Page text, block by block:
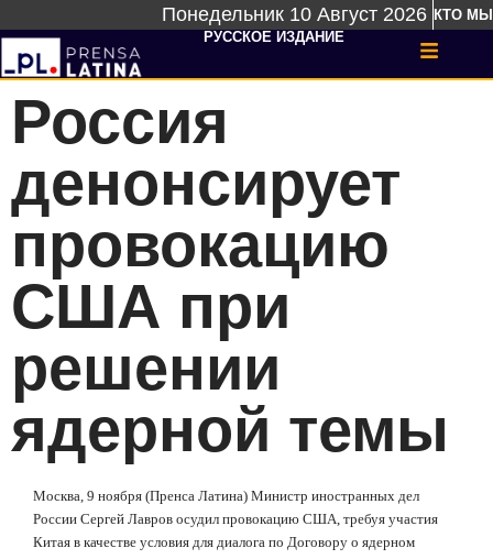
Понедельник 10 Август 2026 КТО МЫ
РУССКОЕ ИЗДАНИЕ
Россия
денонсирует
провокацию
США при
решении
ядерной темы
Москва, 9 ноября (Пренса Латина) Министр иностранных дел
России Сергей Лавров осудил провокацию США, требуя участия
Китая в качестве условия для диалога по Договору о ядерном